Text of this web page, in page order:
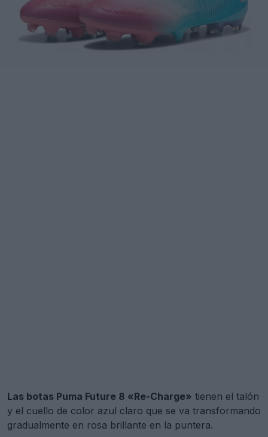
Las botas Puma Future 8 «Re-Charge» tienen el talón
y el cuello de color azul claro que se va transformando
gradualmente en rosa brillante en la puntera.